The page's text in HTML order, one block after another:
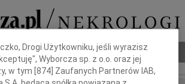
Poradnik pogrzebowy
Drogi Użytkowniku, jeśli wyrazisz
Wyborcza sp. z o.o. oraz jej
w tym [874 ] Zaufanych Partnerów IAB,